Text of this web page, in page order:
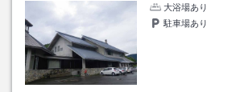
大浴場あり
駐車場あり